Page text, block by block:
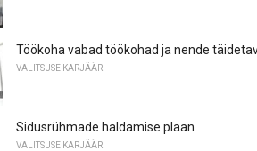
Töökoha vabad töökohad ja nende
VALITSUSE KARJÄÄR
Sidusrühmade haldamise plaan
VALITSUSE KARJÄÄR